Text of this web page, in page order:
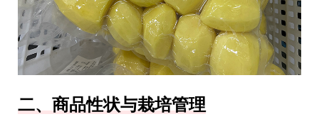
二、商品性状与栽培管理